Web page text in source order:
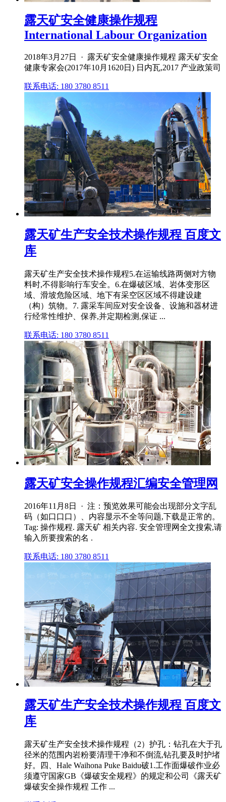
露天矿安全健康操作规程
International Labour Organization
2018年3月27日 · 露天矿安全健康操作规程 露天矿安全
健康专家会(2017年10月1620日) 日内瓦,2017 产业政策司
联系电话: 180 3780 8511
露天矿生产安全技术操作规程 百度文
库
露天矿生产安全技术操作规程5.在运输线路两侧对方物
料时,不得影响行车安全。6.在爆破区域、岩体变形区
域、滑坡危险区域、地下有采空区区域不得建设建
（构）筑物。7. 露采车间应对安全设备、设施和器材进
行经常性维护、保养,并定期检测,保证 ...
联系电话: 180 3780 8511
露天矿安全操作规程汇编安全管理网
2016年11月8日 · 注：预览效果可能会出现部分文字乱
码（如口口口）、内容显示不全等问题,下载是正常的。
Tag: 操作规程. 露天矿 相关内容. 安全管理网全文搜索,请
输入所要搜索的名 .
联系电话: 180 3780 8511
露天矿生产安全技术操作规程 百度文
库
露天矿生产安全技术操作规程（2）护孔：钻孔在大于孔
径米的范围内岩粉要清理干净和不倒流,钻孔要及时护堵
好。四、Hale Waihona Puke Baidu破1.工作面爆破作业必
须遵守国家GB《爆破安全规程》的规定和公司《露天矿
爆破安全操作规程 工作 ...